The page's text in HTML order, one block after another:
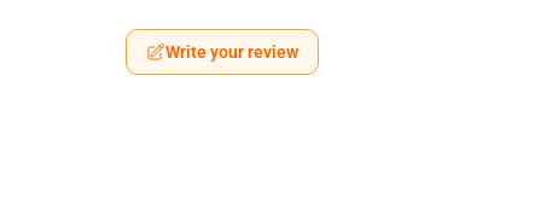
Write your review